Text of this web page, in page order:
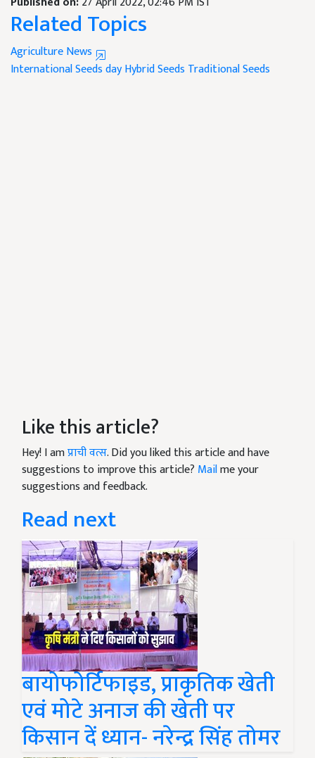
Related Topics
Agriculture News
International Seeds dayHybrid Seeds Traditional Seeds
Like this article?
Hey! I amप्राची वत्स. Did you liked this article and have
suggestions to improve this article? Mailme your
suggestions and feedback.
Read next
बायोफोर्टिफाइड, प्राकृतिक खेती
एवं मोटे अनाज की खेती पर
किसान दें ध्यान- नरेन्द्र सिंह तोमर